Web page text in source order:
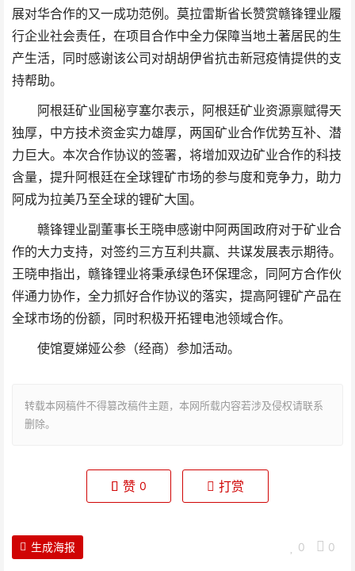
展对华合作的又一成功范例。莫拉雷斯省长赞赏赣锋锂业履
行企业社会责任，在项目合作中全力保障当地土著居民的生
产生活，同时感谢该公司对胡胡伊省抗击新冠疫情提供的支
持帮助。
阿根廷矿业国秘亨塞尔表示，阿根廷矿业资源禀赋得天
独厚，中方技术资金实力雄厚，两国矿业合作优势互补、潜
力巨大。本次合作协议的签署，将增加双边矿业合作的科技
含量，提升阿根廷在全球锂矿市场的参与度和竞争力，助力
阿成为拉美乃至全球的锂矿大国。
赣锋锂业副董事长王晓申感谢中阿两国政府对于矿业合
作的大力支持，对签约三方互利共赢、共谋发展表示期待。
王晓申指出，赣锋锂业将秉承绿色环保理念，同阿方合作伙
伴通力协作，全力抓好合作协议的落实，提高阿锂矿产品在
全球市场的份额，同时积极开拓锂电池领域合作。
使馆夏娣娅公参（经商）参加活动。
转载本网稿件不得篡改稿件主题，本网所载内容若涉及侵权请联系
删除。
赞 0 打赏
0 0
生成海报